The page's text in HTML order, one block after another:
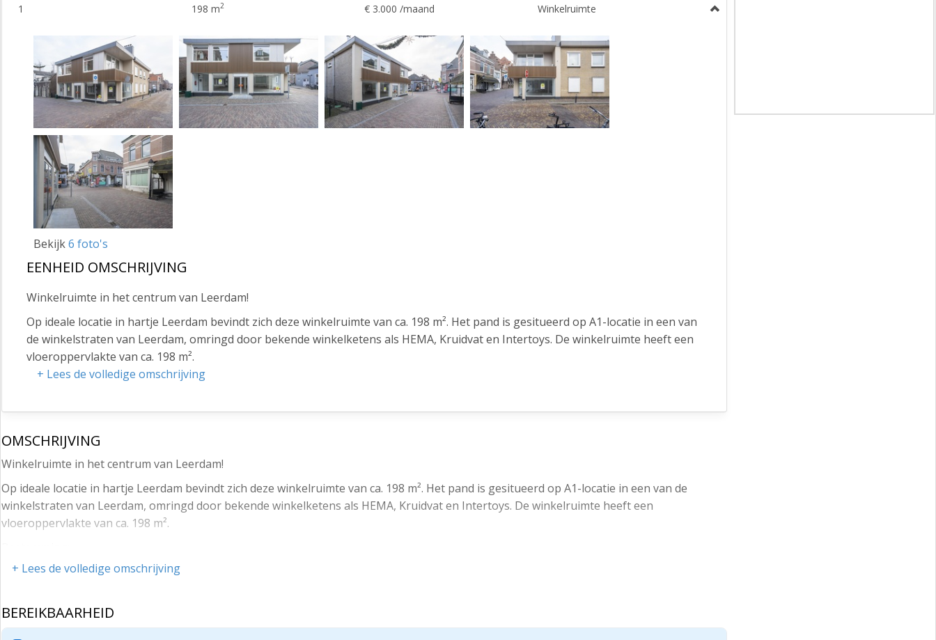
1 198 m2 € 3.000 /maand Winkelruimte
Bekijk6 foto's
EENHEID OMSCHRIJVING
Winkelruimte in het centrum van Leerdam!
Op ideale locatie in hartje Leerdam bevindt zich deze winkelruimte van ca. 198 m². Het pand is gesitueerd op A1-locatie in een van
de winkelstraten van Leerdam, omringd door bekende winkelketens als HEMA, Kruidvat en Intertoys. De winkelruimte heeft een
vloeroppervlakte van ca. 198 m².
Bestemming:
- maatschappelijke voorzieningen, met dien verstande dat het bruto vloeroppervlak van een maatschappelijke voorziening
maximaal 200 m2 mag bedragen.
(Horeca is op deze locatie uitgesloten).
Huurprijs:
Aanvang:
De stad heeft een rijke geschiedenis, welke terug te vinden is in goedbewaarde historische gebouwen, zoals de Grote Kerk, het
+ Lees de volledige omschrijving
OMSCHRIJVING
Winkelruimte in het centrum van Leerdam!
Op ideale locatie in hartje Leerdam bevindt zich deze winkelruimte van ca. 198 m². Het pand is gesitueerd op A1-locatie in een van de
winkelstraten van Leerdam, omringd door bekende winkelketens als HEMA, Kruidvat en Intertoys. De winkelruimte heeft een
vloeroppervlakte van ca. 198 m².
De bestemming van het object luidt 'Centrum-1'. De voor 'Centrum - 1' aangewezen gronden zijn bestemd voor:
- maatschappelijke voorzieningen, met dien verstande dat het bruto vloeroppervlak van een maatschappelijke voorziening maximaal 200
+ Lees de volledige omschrijving
BEREIKBAARHEID